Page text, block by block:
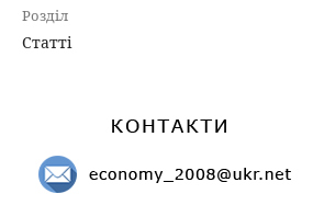
Розділ
Статті